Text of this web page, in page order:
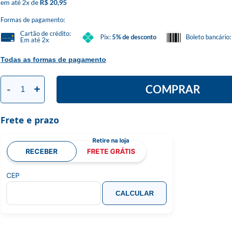
2x R$ 20,95
Formas de pagamento:
Todas as formas de pagamento
Cartão de crédito:
Em até 2x
Pix:5% de desconto Boleto bancário:
- + COMPRAR
Frete e prazo
RECEBER FRETE GRÁTIS
CEP
CALCULAR